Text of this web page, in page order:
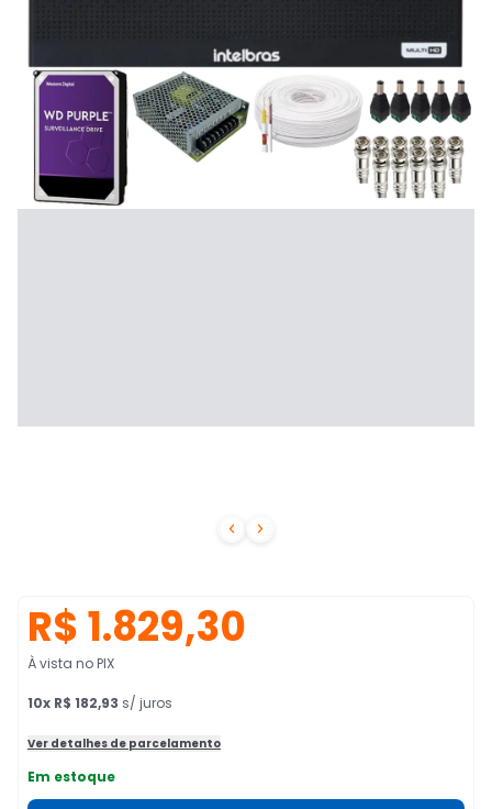
 
R$ 1.829,30
À vista no PIX
10x R$ 182,93 s/ juros
Ver detalhes de parcelamento
Em estoque